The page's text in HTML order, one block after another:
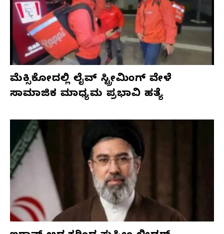
ಮೆಕ್ಸಿಕೋದಲ್ಲಿ ಲೈವ್ ಸ್ಟ್ರೀಮಿಂಗ್ ವೇಳೆ
ಸಾಮಾಜಿಕ ಮಾಧ್ಯಮ ಪ್ರಭಾವಿ ಹತ್ಯೆ